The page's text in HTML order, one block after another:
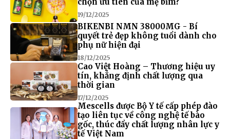
19/12/2025
BIKENBI NMN 38000MG - Bí
quyết trẻ đẹp không tuổi dành cho
phụ nữ hiện đại
18/12/2025
Cao Việt Hoàng – Thương hiệu uy
tín, khẳng định chất lượng qua
thời gian
17/12/2025
Mescells được Bộ Y tế cấp phép đào
tạo liên tục về công nghệ tế bào
gốc, thúc đẩy chất lượng nhân lực y
tế Việt Nam